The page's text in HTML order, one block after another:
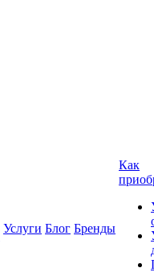
Услуги Блог Бренды
Как